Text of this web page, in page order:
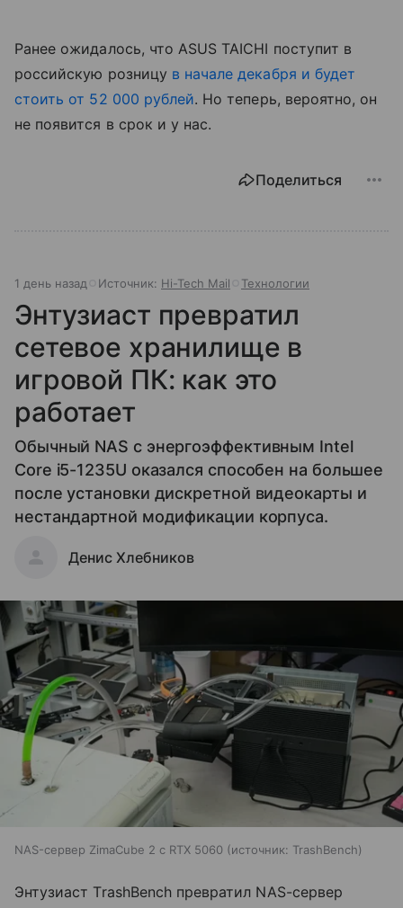
Ранее ожидалось, что ASUS TAICHI поступит в
российскую розницу в начале декабря и будет
стоить от 52 000 рублей. Но теперь, вероятно, он
не появится в срок и у нас.
Поделиться
1 день назад Источник: Hi-Tech Mail Технологии
Энтузиаст превратил
сетевое хранилище в
игровой ПК: как это
работает
Обычный NAS с энергоэффективным Intel
Core i5-1235U оказался способен на большее
после установки дискретной видеокарты и
нестандартной модификации корпуса.
Денис Хлебников
NAS-сервер ZimaCube 2 с RTX 5060 источник: TrashBench
Энтузиаст TrashBench превратил NAS-сервер